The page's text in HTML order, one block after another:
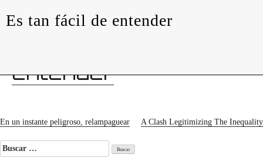
portátiles
contacto
Es tan fácil de entender
entender
Navegación
de
En un instante peligroso, relampaguear A Clash Legitimizing The Inequality
Buscar: